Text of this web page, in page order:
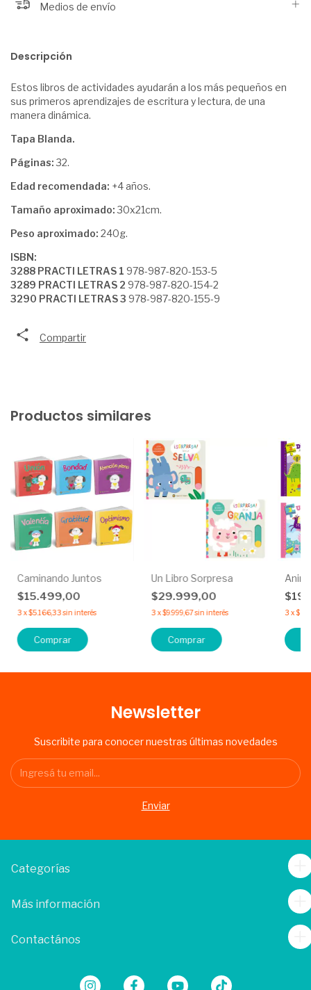
Medios de envío
Descripción
Estos libros de actividades ayudarán a los más pequeños en
sus primeros aprendizajes de escritura y lectura, de una
manera dinámica.
Tapa Blanda.
Páginas:32.
Edad recomendada: +4 años.
Tamaño aproximado:30x21cm.
Peso aproximado: 240g.
ISBN:
3288 PRACTI LETRAS 1 978-987-820-153-5
3289 PRACTI LETRAS 2 978-987-820-154-2
3290 PRACTI LETRAS 3 978-987-820-155-9
Compartir
Productos similares
Caminando Juntos
$15.499,00
3 x$5.166,33 sin interés
Comprar
Un Libro Sorpresa
$29.999,00
3 x$9.999,67sin interés
Comprar
3 x
Newsletter
Suscribite para conocer nuestras últimas novedades
Categorías
Más información
Contactános